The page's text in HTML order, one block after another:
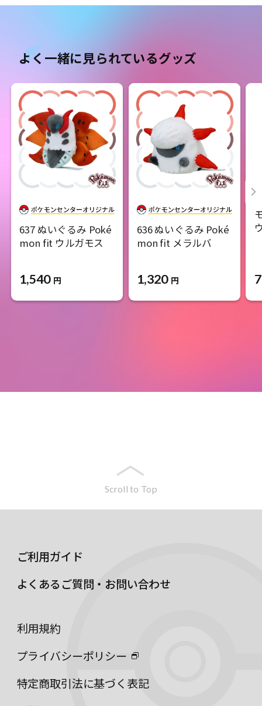
よく一緒に見られているグッズ
637 ぬいぐるみ Poké
mon fit ウルガモス
1,540 円
636 ぬいぐるみ Poké
mon fit メラルバ
1,320 円
Scroll to Top
ご利用ガイド
よくあるご質問・お問い合わせ
利用規約
プライバシーポリシー
特定商取引法に基づく表記